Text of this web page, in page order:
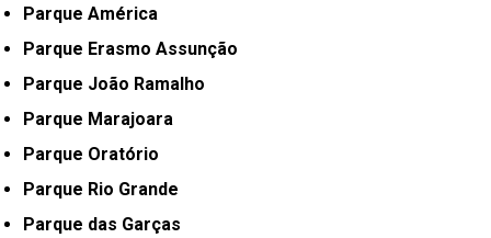
Parque América
Parque Erasmo Assunção
Parque João Ramalho
Parque Marajoara
Parque Oratório
Parque Rio Grande
Parque das Garças